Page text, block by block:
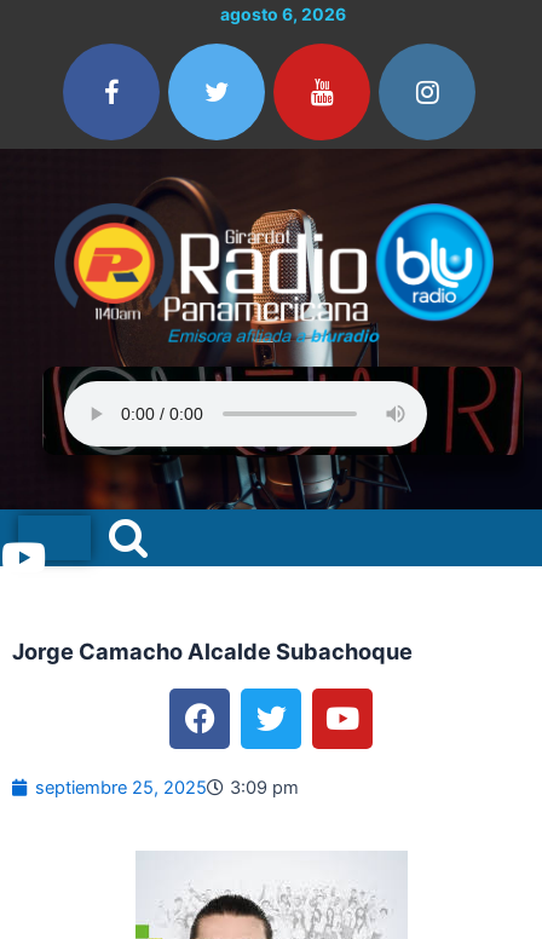
contenido
agosto 6, 2026
Menu
Jorge Camacho Alcalde Subachoque
F
a
c
e
k
T
w
i
t
Y
o
u
septiembre 25, 2025 3:09 pm